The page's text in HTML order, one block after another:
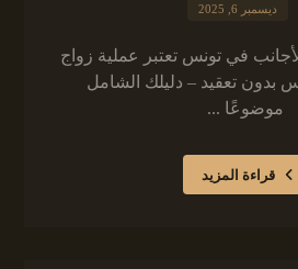
ديسمبر 6, 2025
في تونس تعتبر عملية زواج
بدون تعقيد – دليلك الشامل
موضوعًا ...
قراءة المزيد